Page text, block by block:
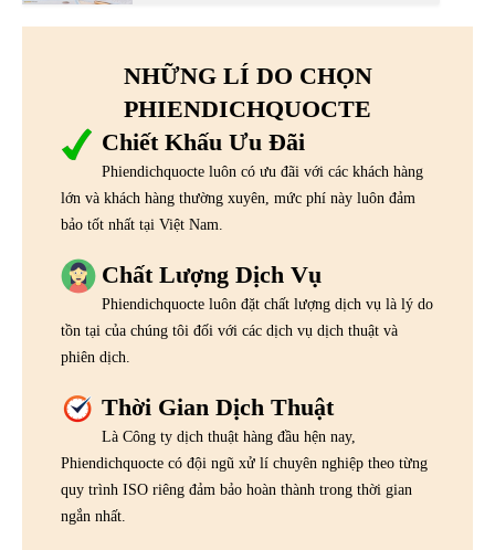
NHỮNG LÍ DO CHỌN
PHIENDICHQUOCTE
Chiết Khấu Ưu Đãi
Phiendichquocte luôn có ưu đãi với các khách hàng
lớn và khách hàng thường xuyên, mức phí này luôn đảm
bảo tốt nhất tại Việt Nam.
Chất Lượng Dịch Vụ
Phiendichquocte luôn đặt chất lượng dịch vụ là lý do
tồn tại của chúng tôi đối với các dịch vụ dịch thuật và
phiên dịch.
Thời Gian Dịch Thuật
Là Công ty dịch thuật hàng đầu hện nay,
Phiendichquocte có đội ngũ xử lí chuyên nghiệp theo từng
quy trình ISO riêng đảm bảo hoàn thành trong thời gian
ngắn nhất.